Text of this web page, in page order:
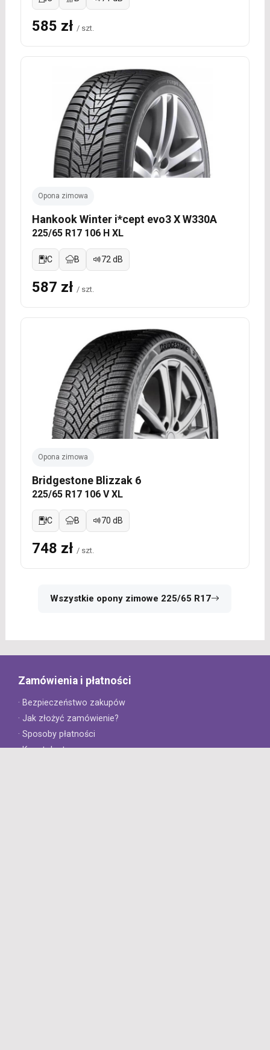
585 zł / szt.
Opona zimowa
Hankook Winter i*cept evo3 X W330A
225/65 R17 106 H XL
C B 72 dB
587 zł / szt.
Opona zimowa
Bridgestone Blizzak 6
225/65 R17 106 V XL
C B 70 dB
748 zł / szt.
Wszystkie opony zimowe 225/65 R17
Zamówienia i płatności
· Bezpieczeństwo zakupów
· Jak złożyć zamówienie?
· Sposoby płatności
· Koszt dostawy